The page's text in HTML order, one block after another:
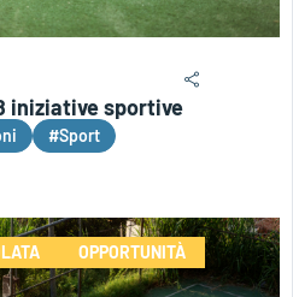
iniziative sportive
#Sport
OPPORTUNITÀ